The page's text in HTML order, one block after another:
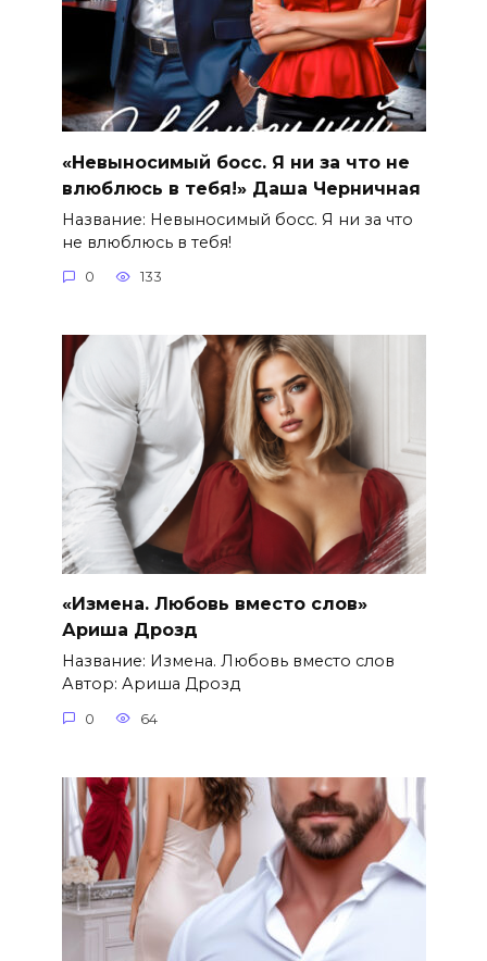
«Невыносимый босс. Я ни за что не
влюблюсь в тебя!» Даша Черничная
Название: Невыносимый босс. Я ни за что
не влюблюсь в тебя!
0 133
«Измена. Любовь вместо слов»
Ариша Дрозд
Название: Измена. Любовь вместо слов
Автор: Ариша Дрозд
0 64